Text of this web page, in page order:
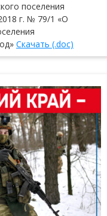
поселения
г. № 79/1 «О
Скачать (.doc)